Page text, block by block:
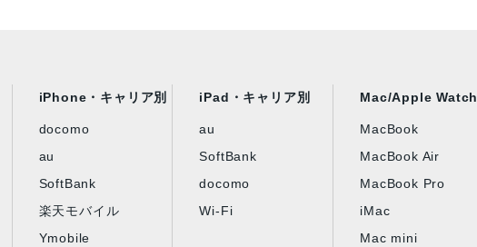
256GB SSD
以下のオプションに変更可能：512GB、1TB、2TB
以下のオプションに変更可能：1TB、2TB、4TB、8TB
iPhone・キャリア別
docomo
au
SoftBank
楽天モバイル
Ymobile
iPad・キャリア別
au
SoftBank
docomo
Wi-Fi
Mac/Apple Watch
MacBook
MacBook Air
MacBook Pro
iMac
Mac mini